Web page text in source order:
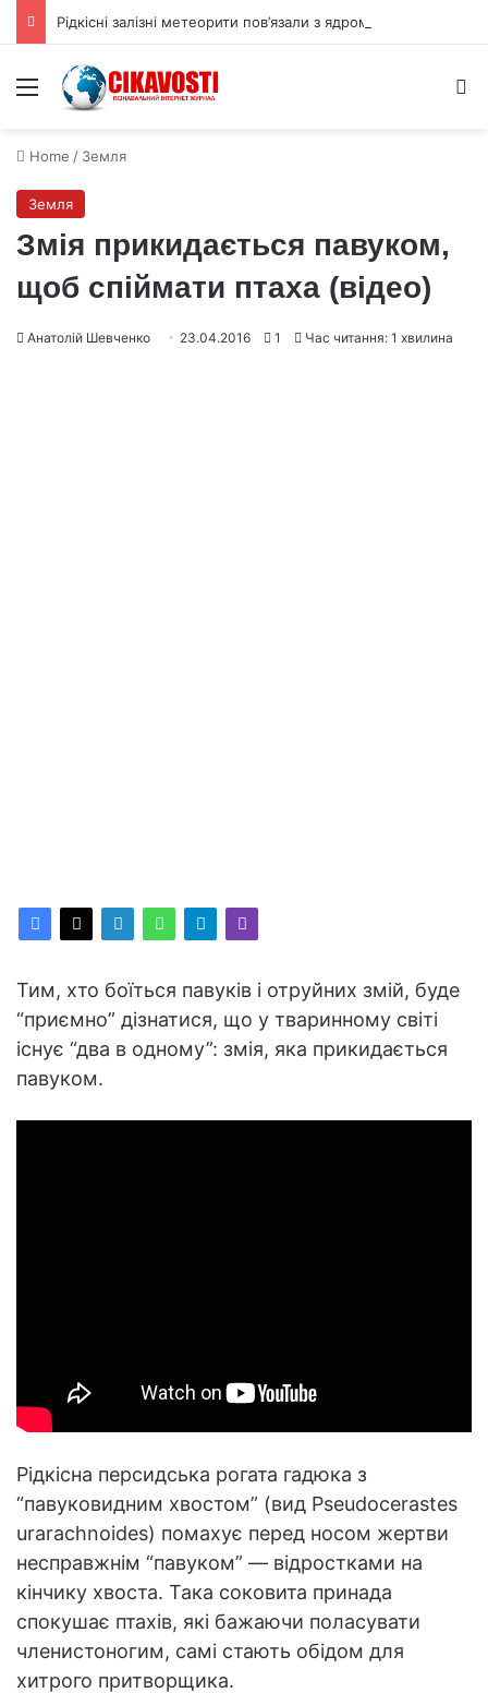
Menu
Home / Земля
Земля
Змія прикидається павуком,
щоб спіймати птаха (відео)
Анатолій Шевченко 23.04.2016 1 Час читання: 1 хвилина
Тим, хто боїться павуків і отруйних змій, буде
“приємно” дізнатися, що у тваринному світі
існує “два в одному”: змія, яка прикидається
павуком.
Рідкісна персидська рогата гадюка з
“павуковидним хвостом” (вид Pseudocerastes
urarachnoides) помахує перед носом жертви
несправжнім “павуком” — відростками на
кінчику хвоста. Така соковита принада
спокушає птахів, які бажаючи поласувати
членистоногим, самі стають обідом для
хитрого притворщика.